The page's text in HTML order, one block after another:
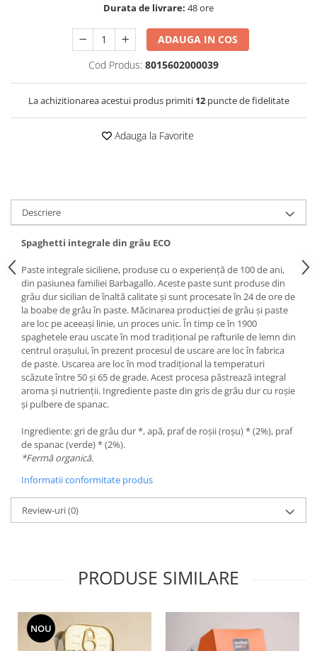
Durata de livrare: 48 ore
ADAUGA IN COS
Cod Produs: 8015602000039
La achizitionarea acestui produs primiti 12puncte de fidelitate
Adauga la Favorite
Descriere
Spaghetti integrale din grâu ECO
Paste integrale siciliene, produse cu o experiență de 100 de ani,
din pasiunea familiei Barbagallo. Aceste paste sunt produse din
grâu dur sicilian de înaltă calitate și sunt procesate în 24 de ore de
la boabe de grâu în paste. Măcinarea producției de grâu și paste
are loc pe aceeași linie, un proces unic. În timp ce în 1900
spaghetele erau uscate în mod tradițional pe rafturile de lemn din
centrul orașului, în prezent procesul de uscare are loc în fabrica
de paste. Uscarea are loc în mod tradițional la temperaturi
scăzute între 50 și 65 de grade. Acest procesa păstrează integral
aroma și nutrienții. Ingrediente paste din gris de grâu dur cu roșie
și pulbere de spanac.
Ingrediente: gri de grâu dur *, apă, praf de roșii (roșu) * (2%), praf
de spanac (verde) * (2%).
*Fermă organică.
Informatii conformitate produs
Review-uri(0)
PRODUSE SIMILARE
NOU